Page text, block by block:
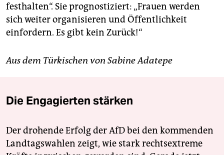
festhalten“. Sie prognostiziert: „Frauen werden
sich weiter organisieren und Öffentlichkeit
einfordern. Es gibt kein Zurück!“
Aus dem Türkischen von Sabine Adatepe
Die Engagierten stärken
Der drohende Erfolg der AfD bei den kommenden
Landtagswahlen zeigt, wie stark rechtsextreme